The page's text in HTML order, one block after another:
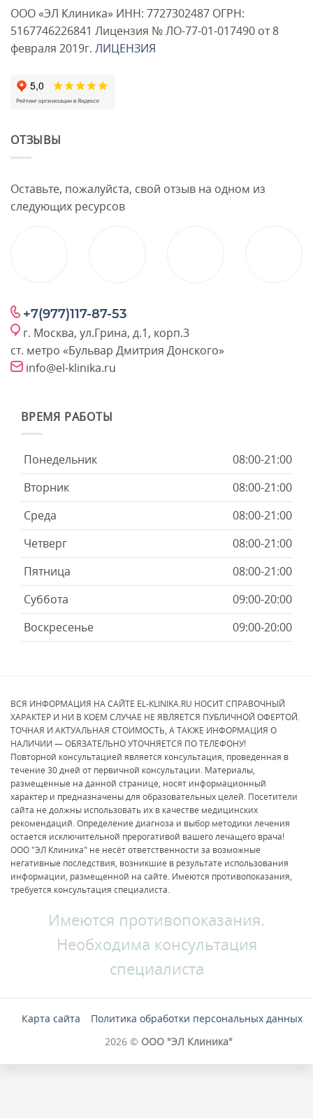
ООО «ЭЛ Клиника» ИНН: 7727302487 ОГРН:
5167746226841 Лицензия № ЛО-77-01-017490 от 8
февраля 2019г. ЛИЦЕНЗИЯ
ОТЗЫВЫ
Оставьте, пожалуйста, свой отзыв на одном из
следующих ресурсов
+7(977)117-87-53
г. Москва, ул.Грина, д.1, корп.3
ст. метро «Бульвар Дмитрия Донского»
info@el-klinika.ru
ВРЕМЯ РАБОТЫ
Понедельник
08:00-21:00
Вторник
08:00-21:00
Среда
08:00-21:00
Четверг
08:00-21:00
Пятница
08:00-21:00
Суббота
09:00-20:00
Воскресенье
09:00-20:00
ВСЯ ИНФОРМАЦИЯ НА САЙТЕ EL-KLINIKA.RU НОСИТ СПРАВОЧНЫЙ
ХАРАКТЕР И НИ В КОЕМ СЛУЧАЕ НЕ ЯВЛЯЕТСЯ ПУБЛИЧНОЙ ОФЕРТОЙ.
ТОЧНАЯ И АКТУАЛЬНАЯ СТОИМОСТЬ, А ТАКЖЕ ИНФОРМАЦИЯ О
НАЛИЧИИ — ОБЯЗАТЕЛЬНО УТОЧНЯЕТСЯ ПО ТЕЛЕФОНУ!
Повторной консультацией является консультация, проведенная в
течение 30 дней от первичной консультации. Материалы,
размещенные на данной странице, носят информационный
характер и предназначены для образовательных целей. Посетители
сайта не должны использовать их в качестве медицинских
рекомендаций. Определение диагноза и выбор методики лечения
остается исключительной прерогативой вашего лечащего врача!
ООО "ЭЛ Клиника" не несёт ответственности за возможные
негативные последствия, возникшие в результате использования
информации, размещенной на сайте. Имеются противопоказания,
требуется консультация специалиста.
Имеются противопоказания.
Необходима консультация
специалиста
Карта сайта
Политика обработки персональных данных
2026 © ООО "ЭЛ Клиника"